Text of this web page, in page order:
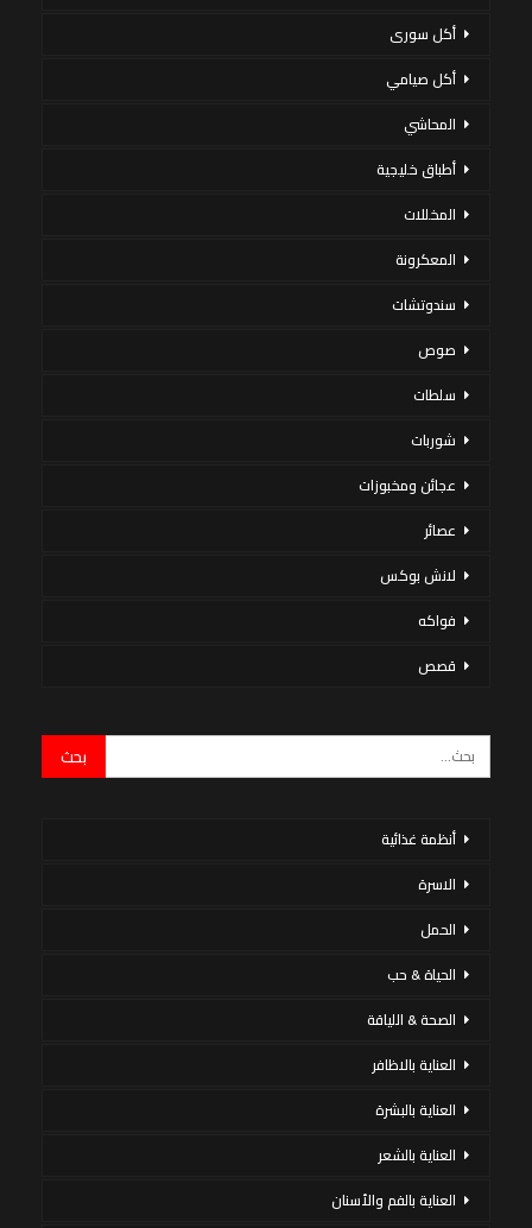
أكل سورى
أكل صيامي
المحاشي
أطباق خليجية
المخللات
المعكرونة
سندوتشات
صوص
سلطات
شوربات
عجائن ومخبوزات
عصائر
لانش بوكس
فواكه
قصص
أنظمة غذائية
الاسرة
الحمل
الحياة & حب
الصحة & اللياقة
العناية بالاظافر
العناية بالبشرة
العناية بالشعر
العناية بالفم والأسنان